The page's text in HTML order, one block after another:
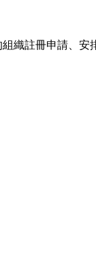
織註冊申請、安